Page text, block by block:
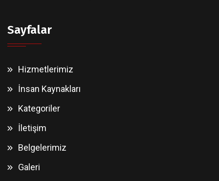
Sayfalar
Hizmetlerimiz
İnsan Kaynakları
Kategoriler
İletişim
Belgelerimiz
Galeri